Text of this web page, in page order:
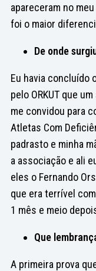
apareceram no
foi o maior
De onde
Eu havia concluído
pelo ORKUT que
me convidou para
Atletas Com
padrasto e minha
a associação e ali
eles o Fernando
que era terrível
1 mês e meio
Que
A primeira prova